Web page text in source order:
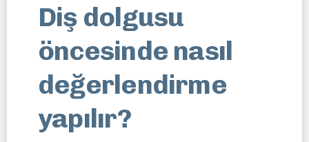
Diş dolgusu
öncesinde nasıl
değerlendirme
yapılır?